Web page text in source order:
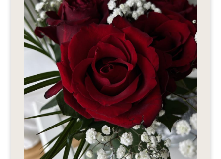
Editionen 2017–2021
FreeStyle 2021
FreeStyle 2020
FreeStyle 2019
FreeStyle 2018
FreeStyle 2017
Ateliers